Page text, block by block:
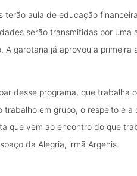
terão aula de educação
serão transmitidas por uma
garotana já aprovou a primeira
desse programa, que trabalha
em grupo, o respeito e a
que vem ao encontro do que
da Alegria, irmã Argenis.